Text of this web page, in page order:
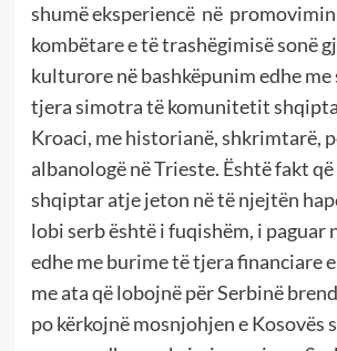
shumë eksperiencë në
kombëtare e të trashëgimisë sonë
kulturore në bashkëpunim edhe me
tjera simotra të komunitetit
Kroaci, me historianë, shkrimtarë,
albanologë në Trieste. Është fakt
shqiptar atje jeton në të njejtën
lobi serb është i fuqishëm, i paguar
edhe me burime të tjera financiare
me ata që lobojnë për Serbinë
po kërkojnë mosnjohjen e Kosovës